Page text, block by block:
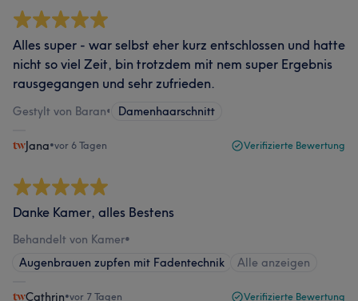
Alles super - war selbst eher kurz entschlossen und hatte
nicht so viel Zeit, bin trotzdem mit nem super Ergebnis
rausgegangen und sehr zufrieden.
Gestylt von Baran• Damenhaarschnitt
Jana•vor 6 Tagen Verifizierte Bewertung
Danke Kamer, alles Bestens
Behandelt von Kamer•
Augenbrauen zupfen mit Fadentechnik
Alle anzeigen
Cathrin•vor 7 Tagen Verifizierte Bewertung